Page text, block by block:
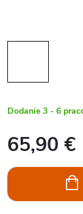
Dodanie 3 - 6
65,90 €
cena: